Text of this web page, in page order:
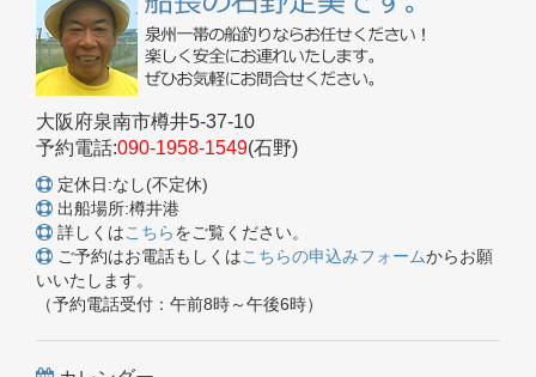
大阪府泉南市樽井5-37-10
予約電話:090-1958-1549(石野)
定休日:なし(不定休)
出船場所:樽井港
詳しくはこちらをご覧ください。
ご予約はお電話もしくはこちらの申込みフォームからお願
いいたします。
（予約電話受付：午前8時～午後6時）